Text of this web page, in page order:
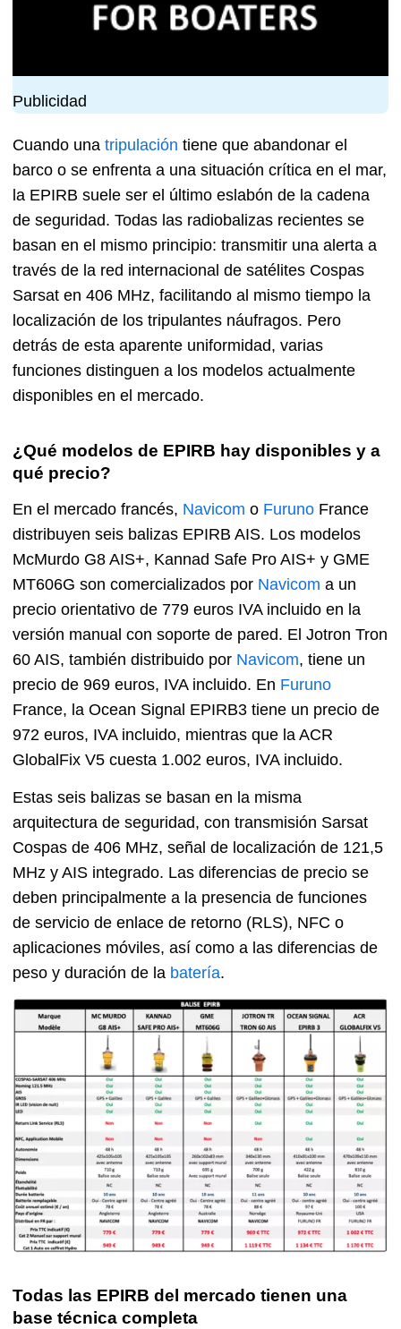
Publicidad
Cuando una tripulación tiene que abandonar el
barco o se enfrenta a una situación crítica en el mar,
la EPIRB suele ser el último eslabón de la cadena
de seguridad. Todas las radiobalizas recientes se
basan en el mismo principio: transmitir una alerta a
través de la red internacional de satélites Cospas
Sarsat en 406 MHz, facilitando al mismo tiempo la
localización de los tripulantes náufragos. Pero
detrás de esta aparente uniformidad, varias
funciones distinguen a los modelos actualmente
disponibles en el mercado.
¿Qué modelos de EPIRB hay disponibles y a
qué precio?
En el mercado francés, Navicom o Furuno France
distribuyen seis balizas EPIRB AIS. Los modelos
McMurdo G8 AIS+, Kannad Safe Pro AIS+ y GME
MT606G son comercializados por Navicom a un
precio orientativo de 779 euros IVA incluido en la
versión manual con soporte de pared. El Jotron Tron
60 AIS, también distribuido por Navicom, tiene un
precio de 969 euros, IVA incluido. En Furuno
France, la Ocean Signal EPIRB3 tiene un precio de
972 euros, IVA incluido, mientras que la ACR
GlobalFix V5 cuesta 1.002 euros, IVA incluido.
Estas seis balizas se basan en la misma
arquitectura de seguridad, con transmisión Sarsat
Cospas de 406 MHz, señal de localización de 121,5
MHz y AIS integrado. Las diferencias de precio se
deben principalmente a la presencia de funciones
de servicio de enlace de retorno (RLS), NFC o
aplicaciones móviles, así como a las diferencias de
peso y duración de la batería.
Todas las EPIRB del mercado tienen una
base técnica completa